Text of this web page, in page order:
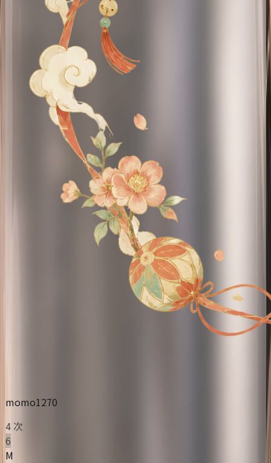
momo1270
4 次
6
M